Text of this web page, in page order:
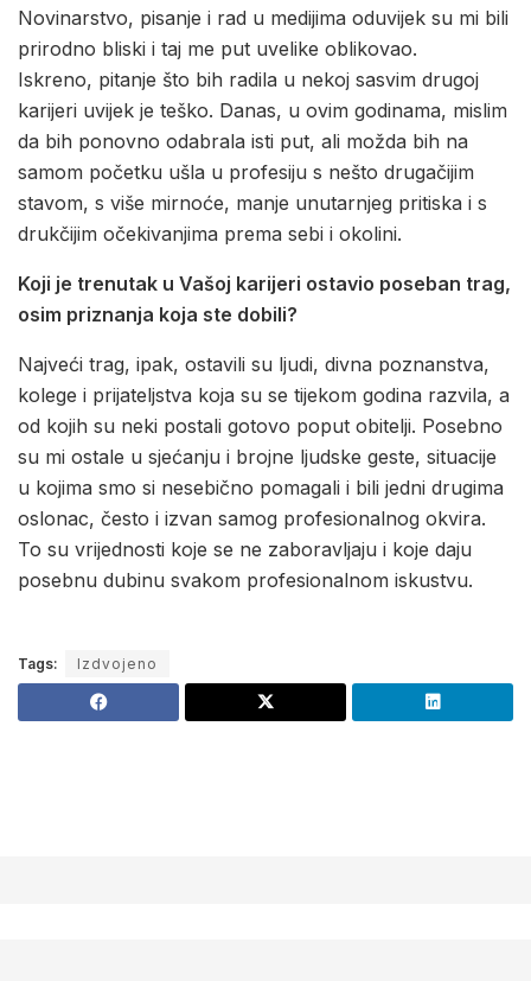
Novinarstvo, pisanje i rad u medijima oduvijek su mi bili
prirodno bliski i taj me put uvelike oblikovao.
Iskreno, pitanje što bih radila u nekoj sasvim drugoj
karijeri uvijek je teško. Danas, u ovim godinama, mislim
da bih ponovno odabrala isti put, ali možda bih na
samom početku ušla u profesiju s nešto drugačijim
stavom, s više mirnoće, manje unutarnjeg pritiska i s
drukčijim očekivanjima prema sebi i okolini.
Koji je trenutak u Vašoj karijeri ostavio poseban trag,
osim priznanja koja ste dobili?
Najveći trag, ipak, ostavili su ljudi, divna poznanstva,
kolege i prijateljstva koja su se tijekom godina razvila, a
od kojih su neki postali gotovo poput obitelji. Posebno
su mi ostale u sjećanju i brojne ljudske geste, situacije
u kojima smo si nesebično pomagali i bili jedni drugima
oslonac, često i izvan samog profesionalnog okvira.
To su vrijednosti koje se ne zaboravljaju i koje daju
posebnu dubinu svakom profesionalnom iskustvu.
Tags: Izdvojeno